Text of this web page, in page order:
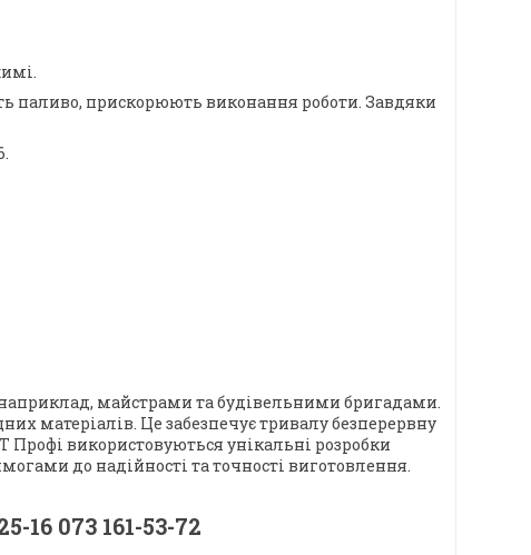
паливо, прискорюють виконання роботи. Завдяки
наприклад, майстрами та будівельними бригадами.
матеріалів. Це забезпечує тривалу безперервну
використовуються унікальні розробки
до надійності та точності виготовлення.
16 073 161-53-72